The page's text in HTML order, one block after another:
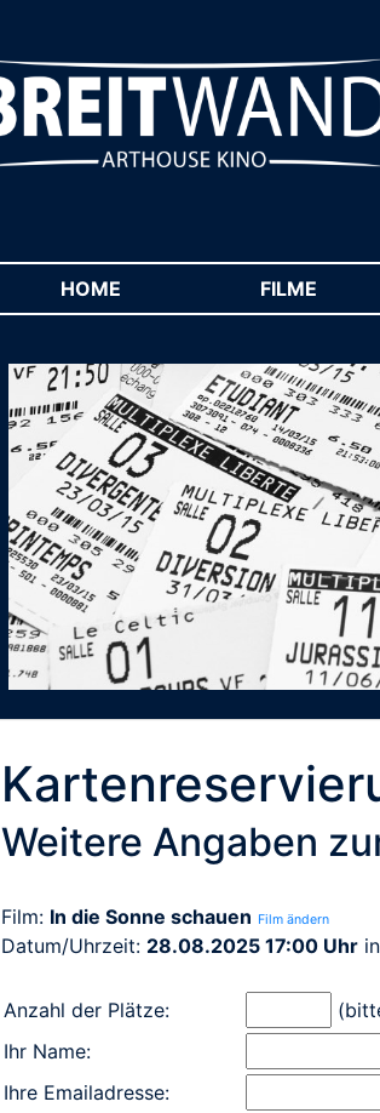
HOME FILME
Weitere Angaben
Film: In die Sonne schauen Film ändern
Datum/Uhrzeit: 28.08.2025 17:00 Uhr in
Anzahl der Plätze:
Ihr Name:
Ihre Emailadresse: